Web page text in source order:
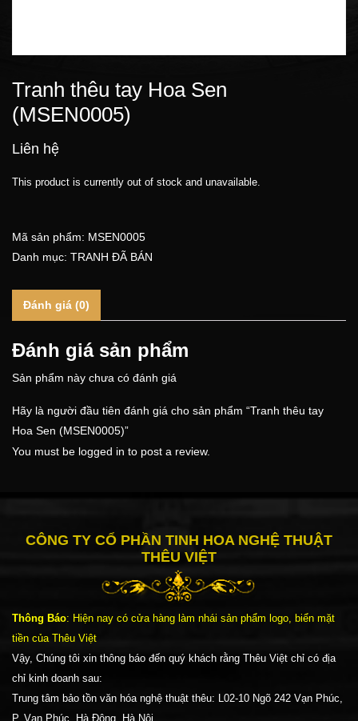
Tranh thêu tay Hoa Sen
(MSEN0005)
Liên hệ
This product is currently out of stock and unavailable.
Mã sản phẩm: MSEN0005
Danh mục: TRANH ĐÃ BÁN
Đánh giá (0)
Đánh giá sản phẩm
Sản phẩm này chưa có đánh giá
Hãy là người đầu tiên đánh giá cho sản phẩm “Tranh thêu tay
Hoa Sen (MSEN0005)”
You must be logged in to post a review.
CÔNG TY CỔ PHẦN TINH HOA NGHỆ THUẬT
THÊU VIỆT
Thông Báo: Hiện nay có cửa hàng làm nhái sản phẩm logo, biển mặt
tiền của Thêu Việt
Vậy, Chúng tôi xin thông báo đến quý khách rằng Thêu Việt chỉ có địa
chỉ kinh doanh sau:
Trung tâm bảo tồn văn hóa nghệ thuật thêu: L02-10 Ngõ 242 Vạn Phúc,
P. Vạn Phúc, Hà Đông, Hà Nội